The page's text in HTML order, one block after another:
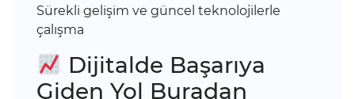
Sürekli gelişim ve güncel teknolojilerle
çalışma
Dijitalde Başarıya
Giden Yol Buradan